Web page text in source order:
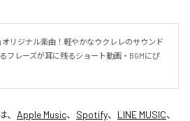
オリジナル楽曲！軽やかなウクレレのサウンド
フレーズが耳に残るショート動画・BGMにぴ
、 Apple Music、 Spotify、 LINE MUSIC、